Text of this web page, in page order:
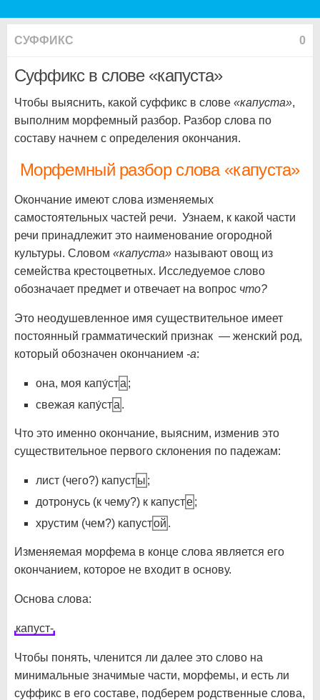
СУФФИКС 0
Суффикс в слове «капуста»
Чтобы выяснить, какой суффикс в слове «капуста»,
выполним морфемный разбор. Разбор слова по
составу начнем с определения окончания.
Морфемный разбор слова «капуста»
Окончание имеют слова изменяемых
самостоятельных частей речи. Узнаем, к какой части
речи принадлежит это наименование огородной
культуры. Словом «капуста» называют овощ из
семейства крестоцветных. Исследуемое слово
обозначает предмет и отвечает на вопрос что?
Это неодушевленное имя существительное имеет
постоянный грамматический признак — женский род,
который обозначен окончанием -а:
она, моя капу́ста ;
свежая капу́ста .
Что это именно окончание, выясним, изменив это
существительное первого склонения по падежам:
лист (чего?) капусты ;
дотронусь (к чему?) к капусте;
хрустим (чем?) капустой .
Изменяемая морфема в конце слова является его
окончанием, которое не входит в основу.
Основа слова:
капуст-
Чтобы понять, членится ли далее это слово на
минимальные значимые части, морфемы, и есть ли
суффикс в его составе, подберем родственные слова,